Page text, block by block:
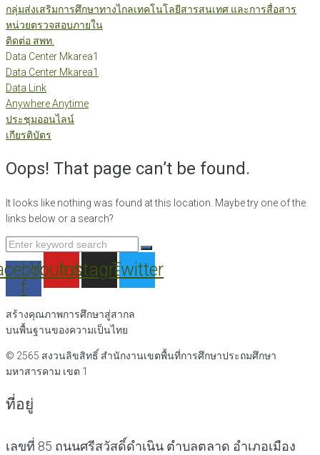
กลุ่มส่งเสริมการศึกษาทางไกลเทคโนโลยีสารสนเทศ และการสื่อสาร
หน่วยตรวจสอบภายใน
ติดต่อ สพท.
Data Center Mkarea1
Data Center Mkarea1
Data Link
Anywhere Anytime
ประชุมออนไลน์
เกียรติบัตร
Oops! That page can’t be found.
It looks like nothing was found at this location. Maybe try one of the
links below or a search?
Search
for:
f
Youtube
Instagram
Twitter
สร้างคุณภาพการศึกษาสู่สากล
บนพื้นฐานของความเป็นไทย
© 2565 สงวนลิขสิทธิ์ สำนักงานเขตพื้นที่การศึกษาประถมศึกษา
มหาสารคาม เขต 1
ที่อยู่
เลขที่ 85 ถนนศรีสวัสดิ์ดำเนิน ตำบลตลาด อำเภอเมือง